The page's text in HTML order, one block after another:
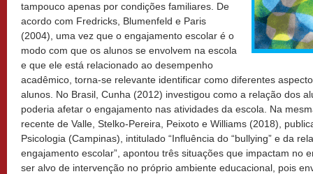
tampouco apenas por condições familiares. De
acordo com Fredricks, Blumenfeld e Paris
(2004), uma vez que o engajamento escolar é o
modo com que os alunos se envolvem na escola
e que ele está relacionado ao desempenho
acadêmico, torna-se relevante identificar como diferentes
alunos. No Brasil, Cunha (2012) investigou como a relação dos
poderia afetar o engajamento nas atividades da escola. Na
recente de Valle, Stelko-Pereira, Peixoto e Williams (2018),
Psicologia (Campinas), intitulado “Influência do “bullying” e da
engajamento escolar”, apontou três situações que impactam no
ser alvo de intervenção no próprio ambiente educacional, pois